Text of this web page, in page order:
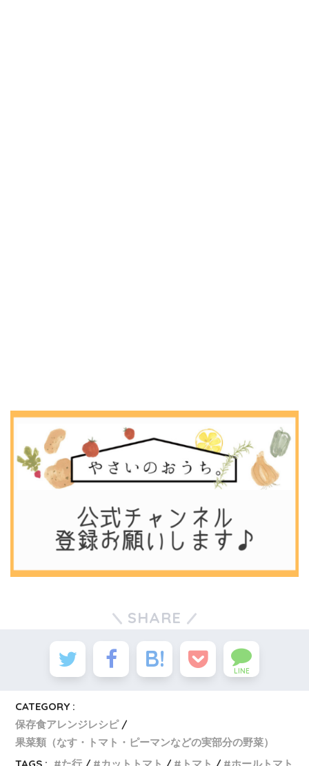
SHARE
LINE
CATEGORY :
保存食アレンジレシピ
果菜類（なす・トマト・ピーマンなどの実部分の野菜）